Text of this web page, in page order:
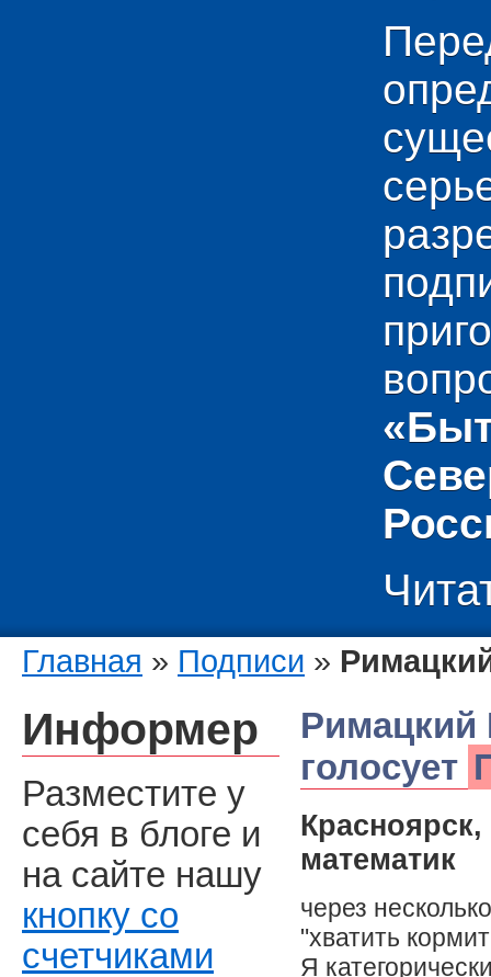
Главная » Подписи »
Римацкий
голосует
математик
через
"хватить
Я
Информер
Разместите у
себя в блоге и
на сайте нашу
кнопку со
счетчиками